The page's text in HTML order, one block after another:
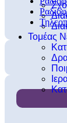
Τομέας